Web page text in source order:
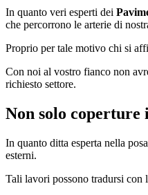
In quanto veri esperti dei
che percorrono le arterie di
Proprio per tale motivo chi si
Con noi al vostro fianco non
richiesto settore.
Non solo coperture
In quanto ditta esperta nella
esterni.
Tali lavori possono tradursi con